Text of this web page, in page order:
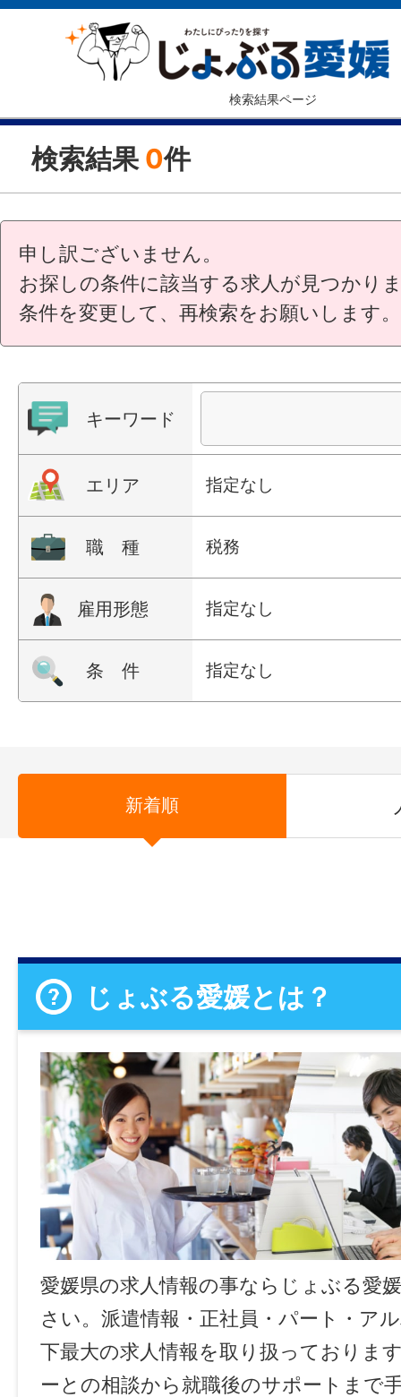
検索結果ページ
検索結果 0件
申し訳ございません。
お探しの条件に該当する求人が見つかり
条件を変更して、再検索をお願いします。
キーワード
エリア 指定なし
職 種 税務
雇用形態 指定なし
条 件 指定なし
新着順
じょぶる愛媛とは？
愛媛県の求人情報の事ならじょぶる愛
さい。派遣情報・正社員・パート・ア
下最大の求人情報を取り扱っておりま
ーとの相談から就職後のサポートまで